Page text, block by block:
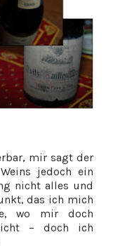
mir sagt der
jedoch ein
nicht alles und
das ich mich
wo mir doch
– doch ich